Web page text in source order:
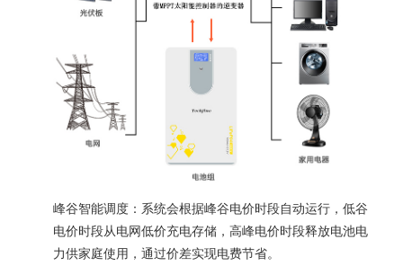
峰谷智能调度：系统会根据峰谷电价时段自动运行，低谷
电价时段从电网低价充电存储，高峰电价时段释放电池电
力供家庭使用，通过价差实现电费节省。